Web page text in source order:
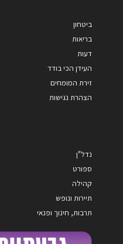
ביטחון
בריאות
דעות
העידן הכי בודד
זירת המומחים
הצהרת נגישות
נדל"ן
ספורט
קהילה
תיירות ונופש
תרבות, חינוך ופנאי